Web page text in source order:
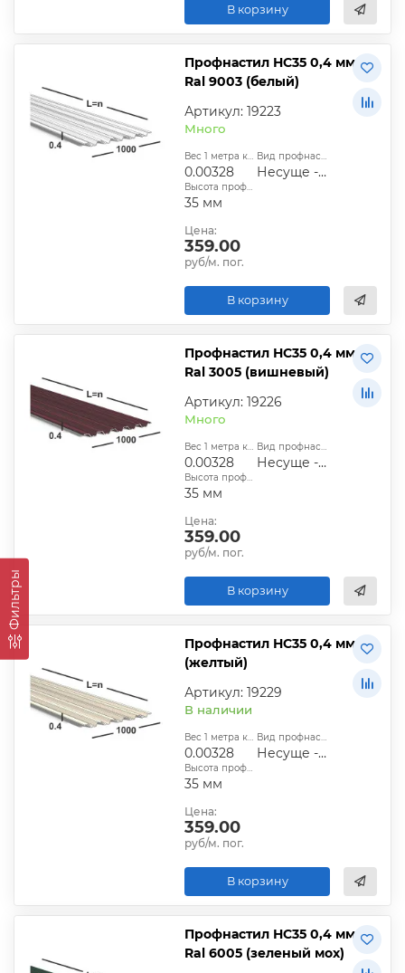
Фильтры
В корзину
Профнастил НС35 0,4 мм
Ral 9003 (белый)
Артикул: 19223
Много
Вес 1 метра квадратного, т:
0.00328
Вид профнастила:
Несуще - стеновой
Высота профиля:
35 мм
Цена:
359.00
руб/м. пог.
В корзину
Профнастил НС35 0,4 мм
Ral 3005 (вишневый)
Артикул: 19226
Много
Вес 1 метра квадратного, т:
0.00328
Вид профнастила:
Несуще - стеновой
Высота профиля:
35 мм
Цена:
359.00
руб/м. пог.
В корзину
Профнастил НС35 0,4 мм
(желтый)
Артикул: 19229
В наличии
Вес 1 метра квадратного, т:
0.00328
Вид профнастила:
Несуще - стеновой
Высота профиля:
35 мм
Цена:
359.00
руб/м. пог.
В корзину
Профнастил НС35 0,4 мм
Ral 6005 (зеленый мох)